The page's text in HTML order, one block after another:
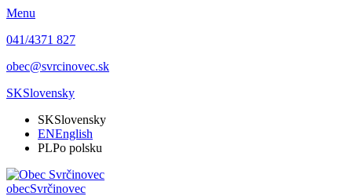
Menu
041/4371 827
obec@svrcinovec.sk
SKSlovensky
SKSlovensky
ENEnglish
PLPo polsku
obecSvrčinovec